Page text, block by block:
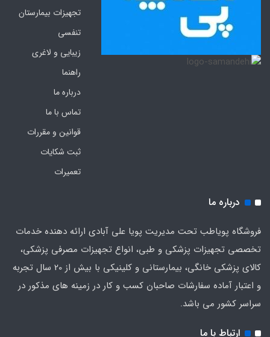
تجهیزات بیمارستان
تنفسی
زیبایی و لاغری
راهنما
درباره ما
تماس با ما
قوانین و مقررات
ثبت شکایات
تعمیرات
درباره ما
فروشگاه پویاطب تحت مدیریت پویا علی آبادی ارائه دهنده خدمات
تخصصی تجهیزات پزشکی و طبی، انواع تجهیزات مصرفی پزشکی،
کالای پزشکی خانگی، بیمارستانی و کلینیکی با بیش از 20 سال تجربه
و اعتبار آماده سفارشات صاحبان کسب و کار در زمینه های مذکور در
سراسر کشور می باشد.
ارتباط با ما